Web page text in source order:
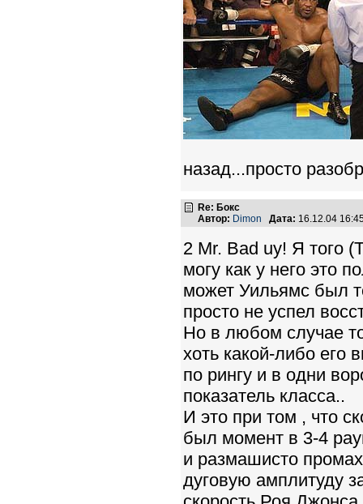
назад...просто
Re: Бокс
Автор: Dimon Дата: 16.12.04
2 Mr. Bad uy! Я того
могу как у него это
может Уильямс был
просто не успел
Но в любом случае
хоть какой-либо его
по рингу и в одни
показатель класса..
И это при том , что
был момент в 3-4
и размашисто
дуговую амплитуду